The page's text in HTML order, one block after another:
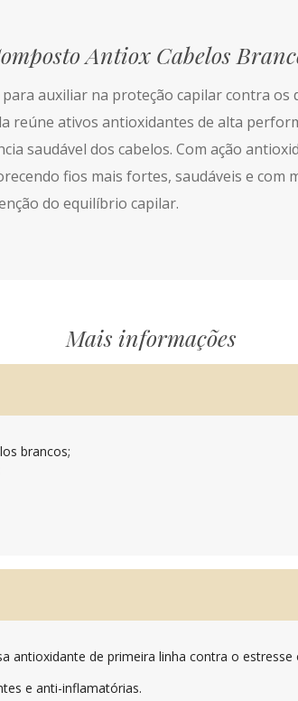
Antiox Cabelos
auxiliar na proteção capilar contra
reúne ativos antioxidantes de alta
saudável dos cabelos. Com ação
fios mais fortes, saudáveis e com
do equilíbrio capilar.
Mais informações
brancos;
antioxidante de primeira linha contra o estresse
e anti-inflamatórias.